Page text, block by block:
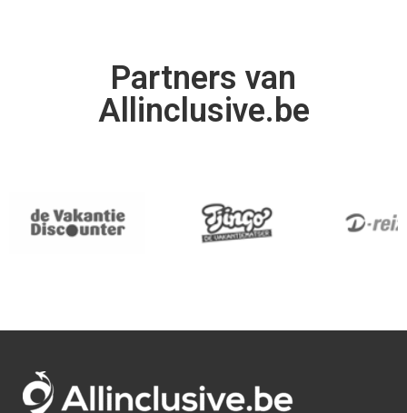
Partners van
Allinclusive.be